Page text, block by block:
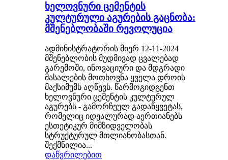
ხელოვნური ცემენტის
კულტურული აგურების გაცნობა:
მშენებლობაში რევოლუცია
ადმინისტრატორის მიერ 12-11-2024
მშენებლობის მუდმივად ცვალებად
გარემოში, ინოვაციური და მდგრადი
მასალების მოთხოვნა ყველა დროის
მაქსიმუმს აღწევს. წარმოგიდგენთ
ხელოვნური ცემენტის კულტურულ
აგურებს - გამორჩეულ გადაწყვეტას,
რომელიც იდეალურად აერთიანებს
ესთეტიკურ მიმზიდველობას
სტრუქტურულ მთლიანობასთან.
შექმნილია...
დაწვრილებით